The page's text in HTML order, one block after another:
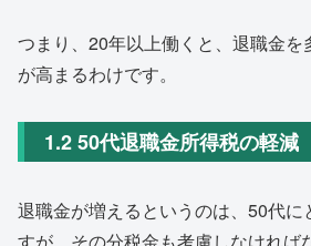
つまり、20年以上働くと、退職金を
が高まるわけです。
1.2 50代退職金所得税の軽減
退職金が増えるというのは、50代
すが、その分税金も考慮しなければ